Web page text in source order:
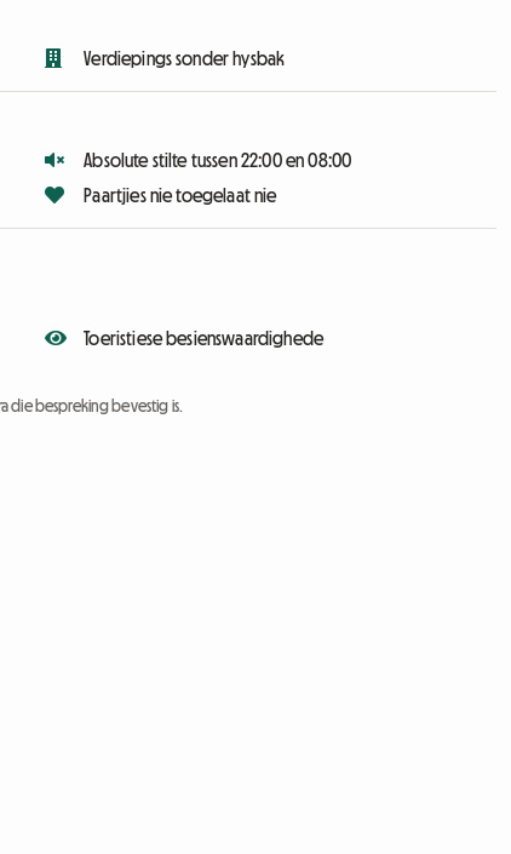
Verdiepings sonder hysbak
Absolute stilte tussen 22:00 en 08:00
Paartjies nie toegelaat nie
Toeristiese besienswaardighede
die bespreking bevestig is.